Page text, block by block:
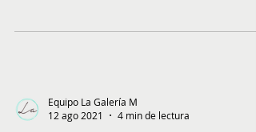
Equipo La Galería M
12 ago 2021
4 min de lectura